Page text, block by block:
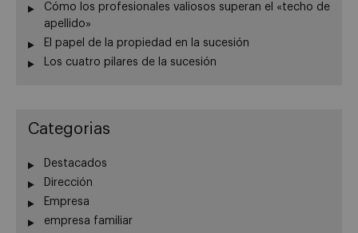
Cómo los profesionales valiosos superan el «techo de
apellido»
El papel de la propiedad en la sucesión
Los cuatro pilares de la sucesión
Categorias
Destacados
Dirección
Empresa
empresa familiar